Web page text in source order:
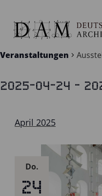
Veranstaltungen
2025-04-24 -
wählen.April 2025
Do.
24